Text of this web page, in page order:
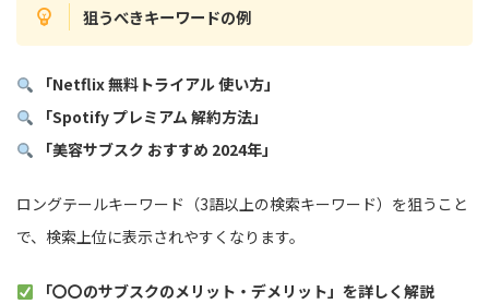
狙うべきキーワードの例
「Netflix 無料トライアル 使い方」
「Spotify プレミアム 解約方法」
「美容サブスク おすすめ 2024年」
ロングテールキーワード（3語以上の検索キーワード）を狙うこと
で、検索上位に表示されやすくなります。
「〇〇のサブスクのメリット・デメリット」を詳しく解説